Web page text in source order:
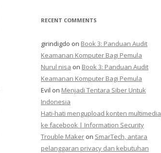
RECENT COMMENTS
girindigdo on Book 3: Panduan Audit
Keamanan Komputer Bagi Pemula
Nurul nisa on Book 3: Panduan Audit
Keamanan Komputer Bagi Pemula
Evil on Menjadi Tentara Siber Untuk
Indonesia
Hati-hati mengupload konten multimedia
ke facebook | Information Security
Trouble Maker on SmarTech, antara
pelanggaran privacy dan kebutuhan